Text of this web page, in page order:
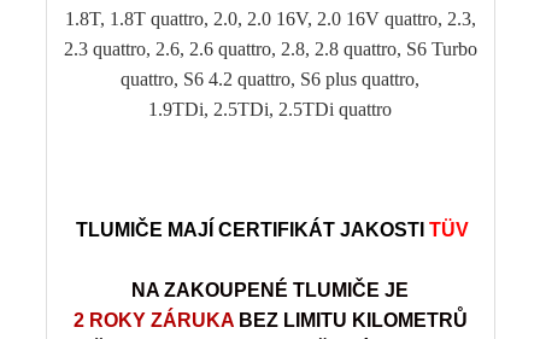
1.8T, 1.8T quattro, 2.0, 2.0 16V, 2.0 16V quattro, 2.3,
2.3 quattro, 2.6, 2.6 quattro, 2.8, 2.8 quattro, S6 Turbo
quattro, S6 4.2 quattro, S6 plus quattro,
1.9TDi, 2.5TDi, 2.5TDi quattro
TLUMIČE MAJÍ CERTIFIKÁT JAKOSTI TÜV
NA ZAKOUPENÉ TLUMIČE JE
2 ROKY ZÁRUKA BEZ LIMITU KILOMETRŮ